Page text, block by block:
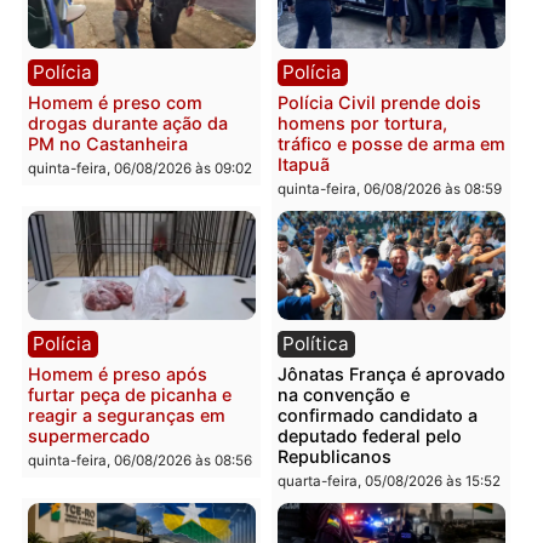
quinta-feira, 06/08/2026 às 09:28 quinta-feira, 06/08/2026 às
Polícia
Homem é esfaqueado no
tórax durante briga com
vizinho no bairro Ulysses
Guimarães
quinta-feira, 06/08/2026 às 09:24
Polícia
Três suspeitos ligados a
facção criminosa são
presos por receptação e
adulteração de veículos
em Porto Velho
quinta-feira, 06/08/2026 às
Polícia
Homem é preso com
Polícia
Polícia Civil prende dois